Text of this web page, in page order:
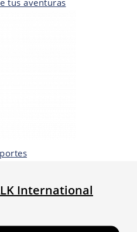
tus aventuras
International